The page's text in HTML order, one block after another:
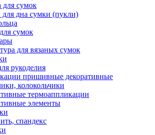
для сумок
дна сумки (пукли)
сумок
для вязаных сумок
рукоделия
пришивные декоративные
колокольчики
термоаппликации
элементы
спандекс